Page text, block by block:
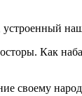
Как
своему